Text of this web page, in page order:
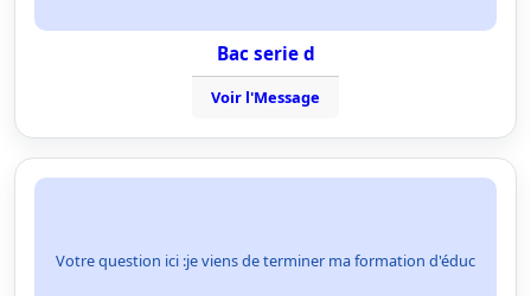
Bac serie d
Voir l'Message
Votre question ici :je viens de terminer ma formation d'éduc